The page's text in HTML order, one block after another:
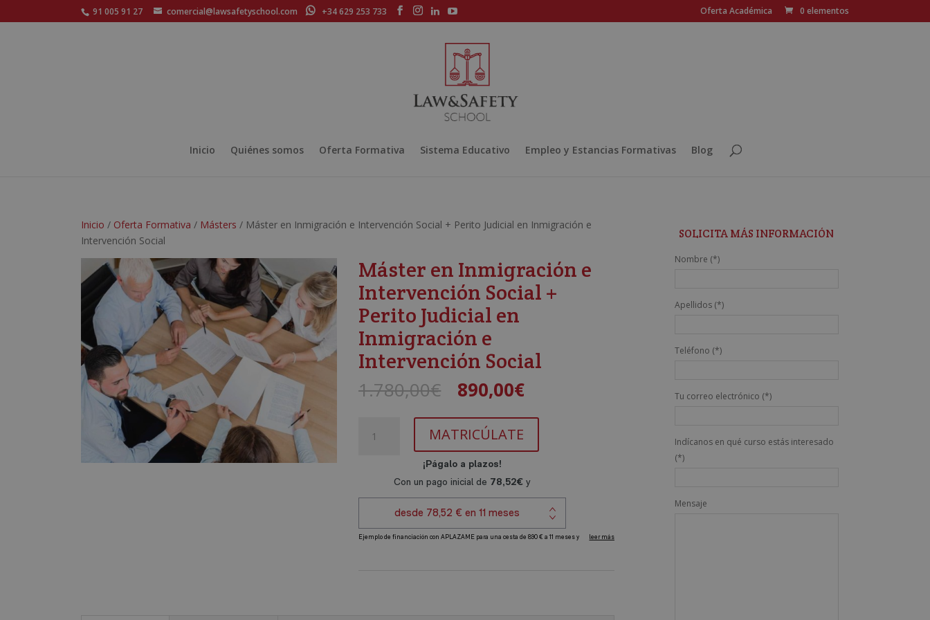
91 005 91 27 comercial@lawsafetyschool.com +34 629 253 733 Oferta Académica 0 elementos
Inicio Quiénes somos Oferta Formativa Sistema Educativo Empleo y Estancias Formativas Blog
Inicio / Oferta Formativa / Másters / Máster en Inmigración e Intervención Social + Perito Judicial en Inmigración e
Intervención Social
Máster en Inmigración e
Intervención Social +
Perito Judicial en
Inmigración e
Intervención Social
1.780,00€ El
precio
original
era:
1.780,00€.
890,00€El
actual
890,00€.
Intervención
Perito
MATRICÚLATE
SOLICITA MÁS INFORMACIÓN
Nombre (*)
Apellidos (*)
Teléfono (*)
Tu correo electrónico (*)
Indícanos en qué curso estás interesado
(*)
Mensaje